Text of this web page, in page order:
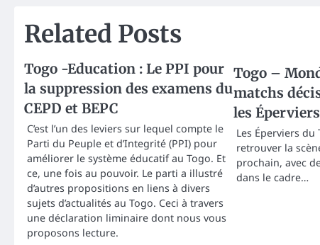
Related Posts
Togo -Education : Le PPI pour
la suppression des examens du
CEPD et BEPC
C’est l’un des leviers sur lequel compte le
Parti du Peuple et d’Integrité (PPI) pour
améliorer le système éducatif au Togo. Et
ce, une fois au pouvoir. Le parti a illustré
d’autres propositions en liens à divers
sujets d’actualités au Togo. Ceci à travers
une déclaration liminaire dont nous vous
proposons lecture.
Togo –
matchs
les Éperviers
Les Éperviers du
retrouver la
prochain, avec
dans le cadre…